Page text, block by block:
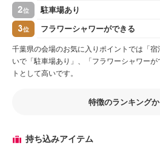
2位 駐車場あり
3位 フラワーシャワーができる
千葉県の会場のお気に入りポイントでは「
いで「駐車場あり」、「フラワーシャワー
トとして高いです。
特徴のランキング
持ち込みアイテム